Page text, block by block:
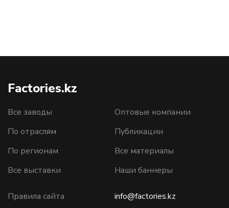
Factories.kz
Все заводы
По отраслям
По регионам
Все выставки
Оптовые компании
Публикации
Все материалы
Наши баннеры
Правила сайта
info@factories.kz